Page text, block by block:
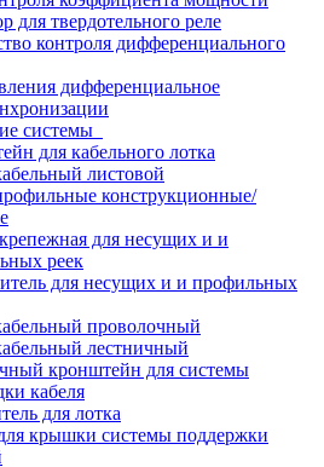
для твердотельного реле
контроля дифференциального
дифференциальное
системы
для кабельного лотка
листовой
конструкционные/
для несущих и и
реек
для несущих и и профильных
проволочный
лестничный
кронштейн для системы
кабеля
для лотка
крышки системы поддержки